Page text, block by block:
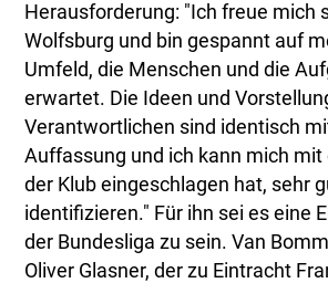
Herausforderung: "Ich freue mich
Wolfsburg und bin gespannt auf
Umfeld, die Menschen und die
erwartet. Die Ideen und
Verantwortlichen sind identisch
Auffassung und ich kann mich mit
der Klub eingeschlagen hat, sehr
identifizieren." Für ihn sei es eine
der Bundesliga zu sein. Van
Oliver Glasner, der zu Eintracht